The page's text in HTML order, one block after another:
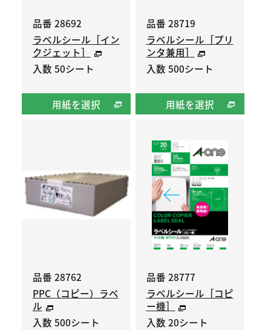
品番 28692
ラベルシール［イン
クジェット］
入数 50シート
用紙を選択
品番 28719
ラベルシール［プリ
ンタ兼用］
入数 500シート
用紙を選択
品番 28762
PPC（コピー）ラベ
ル
入数 500シート
品番 28777
ラベルシール［コピ
ー機］
入数 20シート